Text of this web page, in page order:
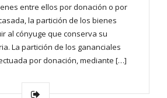
entre ellos por donación o por
la partición de los bienes
al cónyuge que conserva su
La partición de los gananciales
por donación, mediante […]